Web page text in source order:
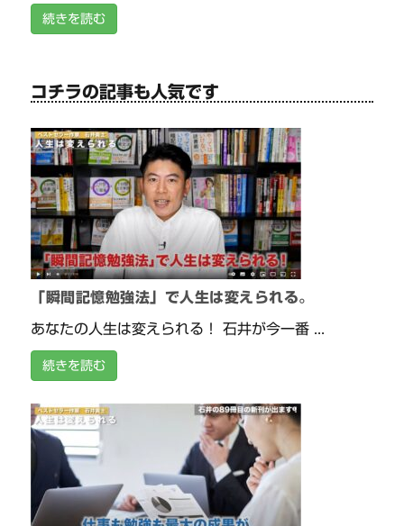
続きを読む
コチラの記事も人気です
「瞬間記憶勉強法」で人生は変えられる。
あなたの人生は変えられる！ 石井が今一番 ...
続きを読む